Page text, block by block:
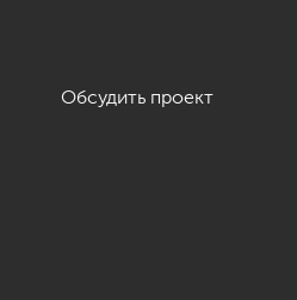
Обсудить проект